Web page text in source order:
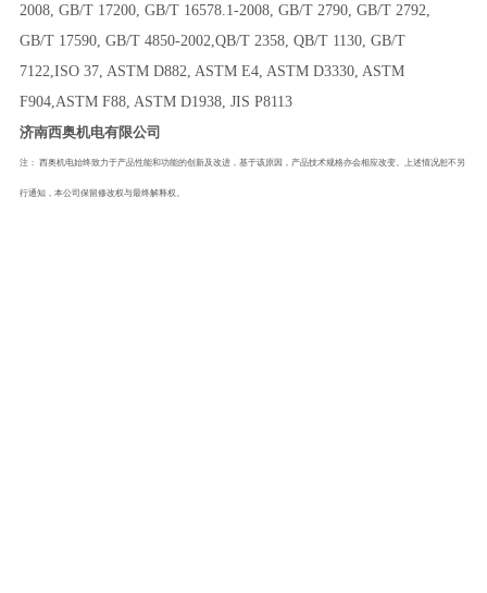
2008, GB/T 17200, GB/T 16578.1-2008, GB/T 2790, GB/T 2792,
GB/T 17590, GB/T 4850-2002,QB/T 2358, QB/T 1130, GB/T
7122,ISO 37, ASTM D882, ASTM E4, ASTM D3330, ASTM
F904,ASTM F88, ASTM D1938, JIS P8113
济南西奥机电有限公司
注： 西奥机电始终致力于产品性能和功能的创新及改进，基于该原因，产品技术规格亦会相应改变。上述情况恕不另
行通知，本公司保留修改权与最终解释权。